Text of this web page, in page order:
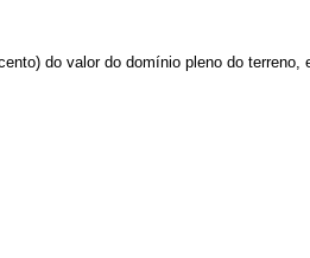
cento) do valor do domínio pleno do